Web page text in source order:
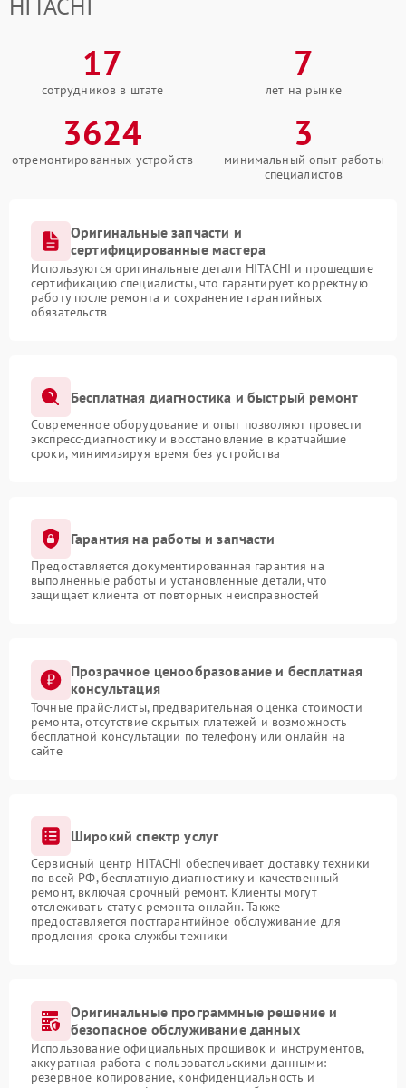
HITACHI
17
сотрудников в штате
7
лет на рынке
3624
отремонтированных устройств
3
минимальный опыт работы
специалистов
Оригинальные запчасти и
сертифицированные мастера
Используются оригинальные детали HITACHI и прошедшие
сертификацию специалисты, что гарантирует корректную
работу после ремонта и сохранение гарантийных
обязательств
Бесплатная диагностика и быстрый ремонт
Современное оборудование и опыт позволяют провести
экспресс-диагностику и восстановление в кратчайшие
сроки, минимизируя время без устройства
Гарантия на работы и запчасти
Предоставляется документированная гарантия на
выполненные работы и установленные детали, что
защищает клиента от повторных неисправностей
Прозрачное ценообразование и бесплатная
консультация
Точные прайс-листы, предварительная оценка стоимости
ремонта, отсутствие скрытых платежей и возможность
бесплатной консультации по телефону или онлайн на
сайте
Широкий спектр услуг
Сервисный центр HITACHI обеспечивает доставку техники
по всей РФ, бесплатную диагностику и качественный
ремонт, включая срочный ремонт. Клиенты могут
отслеживать статус ремонта онлайн. Также
предоставляется постгарантийное обслуживание для
продления срока службы техники
Оригинальные программные решение и
безопасное обслуживание данных
Использование официальных прошивок и инструментов,
аккуратная работа с пользовательскими данными:
резервное копирование, конфиденциальность и